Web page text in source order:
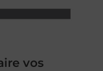
vos